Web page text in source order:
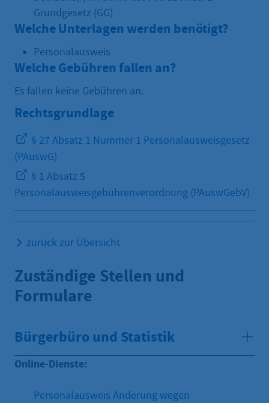
Grundgesetz (GG)
Welche Unterlagen werden benötigt?
Personalausweis
Welche Gebühren fallen an?
Es fallen keine Gebühren an.
Rechtsgrundlage
§ 27 Absatz 1 Nummer 1 Personalausweisgesetz
(PAuswG)
§ 1 Absatz 5
Personalausweisgebührenverordnung (PAuswGebV)
zurück zur Übersicht
Zuständige Stellen und
Formulare
Bürgerbüro und Statistik
Online-Dienste:
Personalausweis Änderung wegen